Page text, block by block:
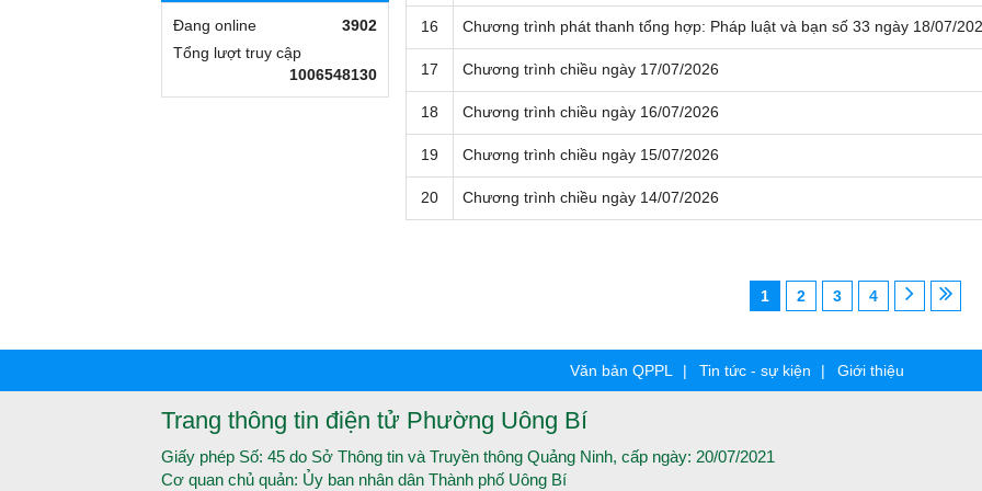
Đang online
3902
Tổng lượt truy cập
1006548130
16 Chương trình phát thanh tổng hợp: Pháp luật và bạn số 33 ngày 18/07/
17 Chương trình chiều ngày 17/07/2026
18 Chương trình chiều ngày 16/07/2026
19 Chương trình chiều ngày 15/07/2026
20 Chương trình chiều ngày 14/07/2026
1 2 3 4
Văn bản QPPL Tin tức - sự kiện Giới thiệu
Trang thông tin điện tử Phường Uông Bí
Giấy phép Số: 45 do Sở Thông tin và Truyền thông Quảng Ninh, cấp ngày: 20/07/2021
Cơ quan chủ quản: Ủy ban nhân dân Thành phố Uông Bí